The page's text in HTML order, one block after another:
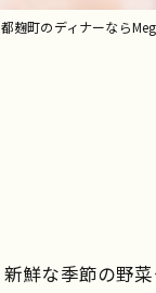
麹町のディナーなら
鮮な季節の野